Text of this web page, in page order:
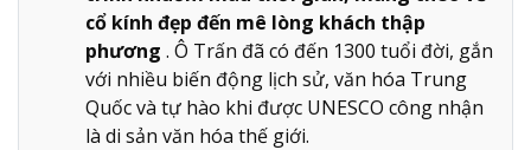
cổ kính đẹp đến mê lòng khách thập
phương . Ô Trấn đã có đến 1300 tuổi đời, gắn
với nhiều biến động lịch sử, văn hóa Trung
Quốc và tự hào khi được UNESCO công nhận
là di sản văn hóa thế giới.